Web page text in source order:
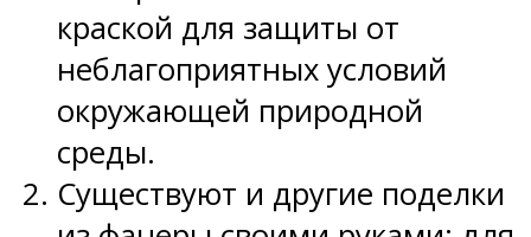
краской для защиты от
неблагоприятных условий
окружающей природной
среды.
Существуют и другие поделки